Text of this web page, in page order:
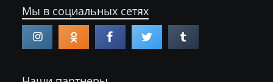
Мы в социальных сетях